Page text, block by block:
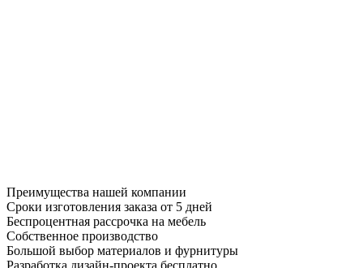
Преимущества нашей компании
Сроки изготовления заказа от 5 дней
Беспроцентная рассрочка на мебель
Собственное производство
Большой выбор материалов и фурнитуры
Разработка дизайн-проекта бесплатно